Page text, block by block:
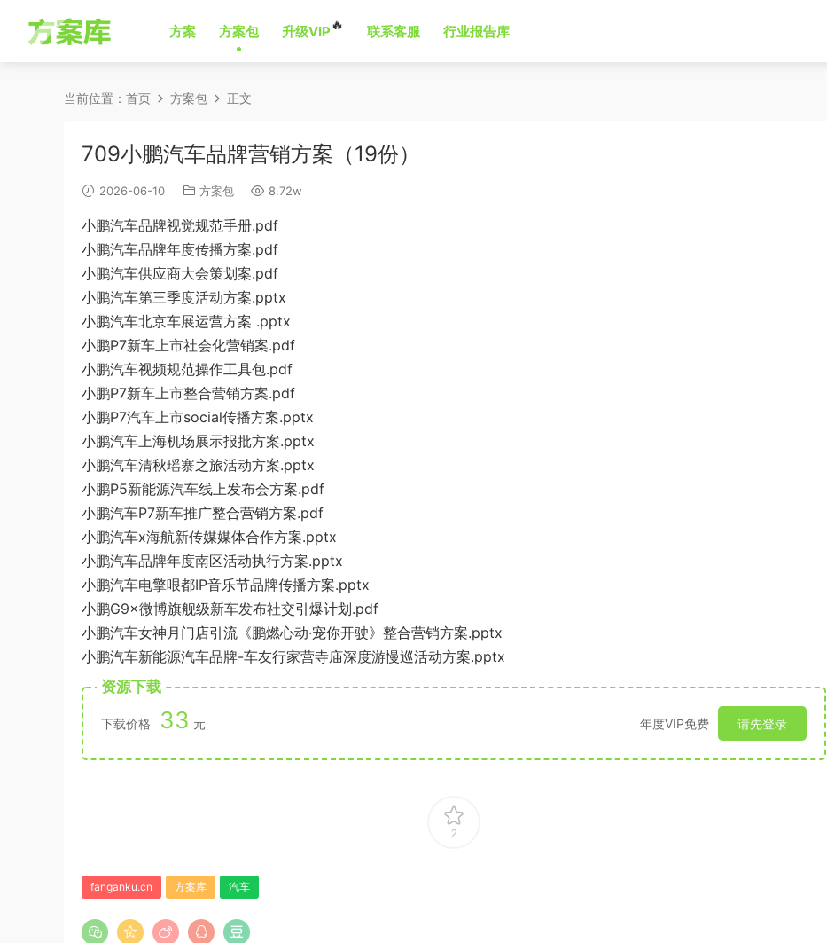
方案 方案包 升级VIP🔥 联系客服 行业报告库
当前位置： 首页 方案包 正文
709小鹏汽车品牌营销方案（19份）
2026-06-10 方案包 8.72w
小鹏汽车品牌视觉规范手册.pdf
小鹏汽车品牌年度传播方案.pdf
小鹏汽车供应商大会策划案.pdf
小鹏汽车第三季度活动方案.pptx
小鹏汽车北京车展运营方案 .pptx
小鹏P7新车上市社会化营销案.pdf
小鹏汽车视频规范操作工具包.pdf
小鹏P7新车上市整合营销方案.pdf
小鹏P7汽车上市social传播方案.pptx
小鹏汽车上海机场展示报批方案.pptx
小鹏汽车清秋瑶寨之旅活动方案.pptx
小鹏P5新能源汽车线上发布会方案.pdf
小鹏汽车P7新车推广整合营销方案.pdf
小鹏汽车x海航新传媒媒体合作方案.pptx
小鹏汽车品牌年度南区活动执行方案.pptx
小鹏汽车电擎哏都IP音乐节品牌传播方案.pptx
小鹏G9×微博旗舰级新车发布社交引爆计划.pdf
小鹏汽车女神月门店引流《鹏燃心动·宠你开驶》整合营销方案.pptx
小鹏汽车新能源汽车品牌-车友行家营寺庙深度游慢巡活动方案.pptx
资源下载
下载价格 33 元 年度VIP免费 请先登录
2
fanganku.cn 方案库 汽车